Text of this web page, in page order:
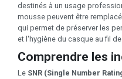
destinés à un usage
mousse peuvent être
qui permet de préserver les
et l'hygiène du casque au fil
Comprendre les
Le SNR (Single Number